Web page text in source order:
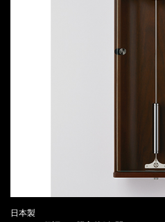
日本製